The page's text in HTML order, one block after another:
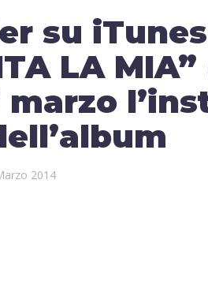
su
LA
marzo
2014